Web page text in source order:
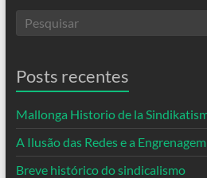
Posts recentes
Mallonga Historio de la
A Ilusão das Redes e a
Breve histórico do sindicalismo